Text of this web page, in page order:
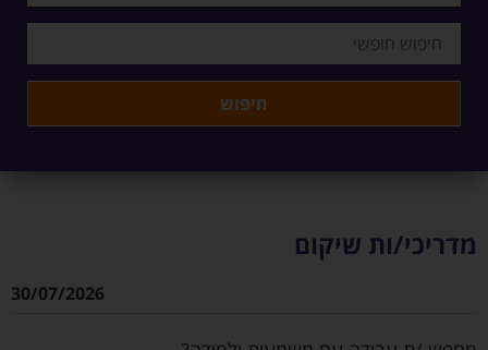
מדריכי/ות שיקום
30/07/2026